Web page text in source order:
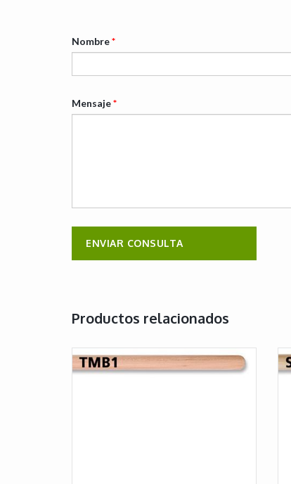
Nombre*
Mensaje*
Productos relacionados